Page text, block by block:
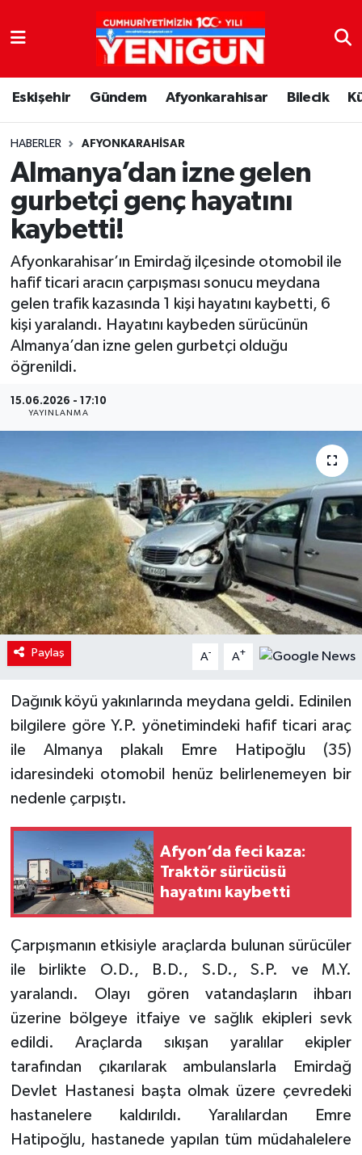
Eskişehir Gündem Afyonkarahisar Bilecik
HABERLER AFYONKARAHISAR
Almanya’dan izne gelen
gurbetçi genç hayatını
kaybetti!
Afyonkarahisar’ın Emirdağ ilçesinde otomobil ile
hafif ticari aracın çarpışması sonucu meydana
gelen trafik kazasında 1 kişi hayatını kaybetti, 6
kişi yaralandı. Hayatını kaybeden sürücünün
Almanya’dan izne gelen gurbetçi olduğu
öğrenildi.
15.06.2026 - 17:10
YAYINLANMA
Paylaş A- A+
Dağınık köyü yakınlarında meydana geldi. Edinilen
bilgilere göre Y.P. yönetimindeki hafif ticari araç
ile Almanya plakalı Emre Hatipoğlu (35)
idaresindeki otomobil henüz belirlenemeyen bir
nedenle çarpıştı.
Afyon’da feci kaza:
Traktör sürücüsü
hayatını kaybetti
Çarpışmanın etkisiyle araçlarda bulunan sürücüler
ile birlikte O.D., B.D., S.D., S.P. ve M.Y.
yaralandı. Olayı gören vatandaşların ihbarı
üzerine bölgeye itfaiye ve sağlık ekipleri sevk
edildi. Araçlarda sıkışan yaralılar ekipler
tarafından çıkarılarak ambulanslarla Emirdağ
Devlet Hastanesi başta olmak üzere çevredeki
hastanelere kaldırıldı. Yaralılardan Emre
Hatipoğlu, hastanede yapılan tüm müdahalelere
Nöbetçi Eczaneler
Hava Durumu
Trafik Durumu
Süper Lig Puan Durumu ve Fikstür
Tüm Manşetler
Son Dakika Haberleri
Haber Arşivi